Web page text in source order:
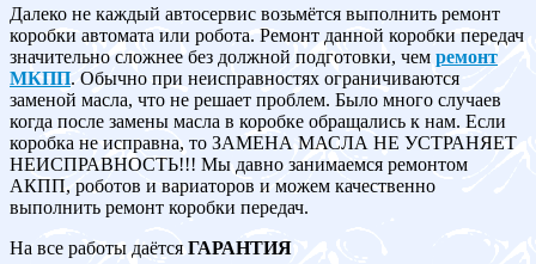
Далеко не каждый автосервис возьмётся выполнить ремонт
коробки автомата или робота. Ремонт данной коробки передач
значительно сложнее без должной подготовки, чем ремонт
МКПП. Обычно при неисправностях ограничиваются
заменой масла, что не решает проблем. Было много случаев
когда после замены масла в коробке обращались к нам. Если
коробка не исправна, то ЗАМЕНА МАСЛА НЕ УСТРАНЯЕТ
НЕИСПРАВНОСТЬ!!! Мы давно занимаемся ремонтом
АКПП, роботов и вариаторов и можем качественно
выполнить ремонт коробки передач.
На все работы даётсяГАРАНТИЯ